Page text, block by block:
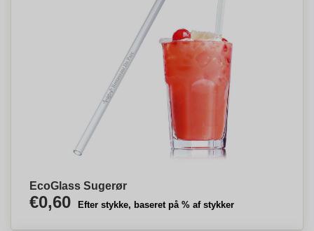
EcoGlass Sugerør
€0,60 Efter stykke, baseret på % af stykker